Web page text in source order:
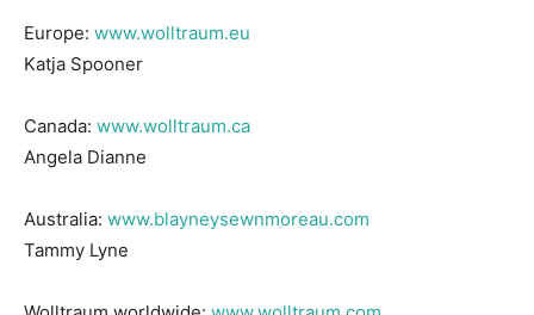
Europe: www.wolltraum.eu
Katja Spooner
Canada: www.wolltraum.ca
Angela Dianne
Australia: www.blayneysewnmoreau.com
Tammy Lyne